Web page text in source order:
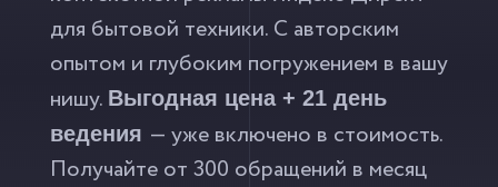
для бытовой техники. С авторским
опытом и глубоким погружением в вашу
нишу. Выгодная цена + 21 день
ведения — уже включено в стоимость.
Получайте от 300 обращений в месяц